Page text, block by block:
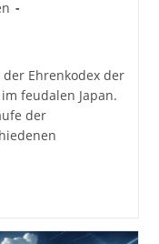
der Ehrenkodex der
feudalen Japan.
der